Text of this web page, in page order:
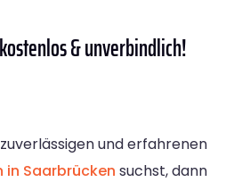
& unverbindlich!
und erfahrenen
in Saarbrücken suchst, dann